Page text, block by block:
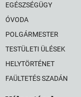
EGÉSZSÉGÜGY
ÓVODA
POLGÁRMESTER
TESTÜLETI ÜLÉSEK
HELYTÖRTÉNET
FAÜLTETÉS SZADÁN